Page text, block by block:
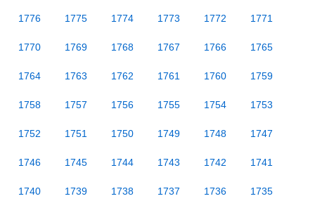
1776 1775 1774 1773 1772 1771
1770 1769 1768 1767 1766 1765
1764 1763 1762 1761 1760 1759
1758 1757 1756 1755 1754 1753
1752 1751 1750 1749 1748 1747
1746 1745 1744 1743 1742 1741
1740 1739 1738 1737 1736 1735